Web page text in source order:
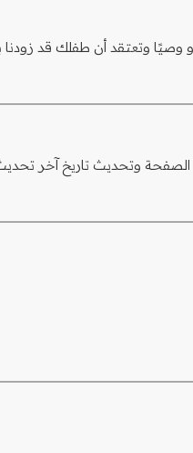
لا نجمع عمدًا معلومات شخصية من الأطفال دون سن 16. إذا كنت ولي أمر أو
وتحديث تاريخ آخر